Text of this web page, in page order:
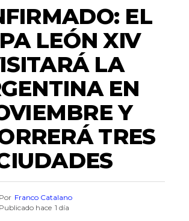
EL
LEÓN XIV
LA
EN
Y
TRES
Por Franco Catalano
Publicado hace 1 día